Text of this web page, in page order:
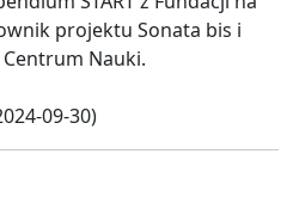
projektu Sonata bis i
Nauki.
09-30)